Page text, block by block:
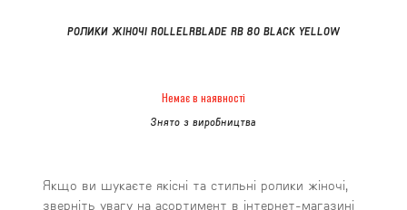
РОЛИКИ ЖІНОЧІ ROLLELRBLADE RB 80 BLACK YELLOW
Немає в наявності
Знято з виробництва
Якщо ви шукаєте якісні та стильні ролики жіночі,
зверніть увагу на асортимент в інтернет-магазині